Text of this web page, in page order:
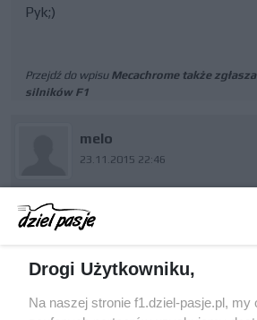
Pyk;)
Przejdź do wpisu Mecachrome także
silników F1
melo
23.11.2015 22:46
wieloletniego klienta jakim był
sorki za błąd
F1
Drogi Użytkowniku,
Na naszej stronie f1.dziel-pasje.pl, my